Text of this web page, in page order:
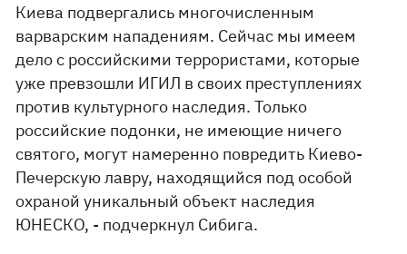
Киева подвергались многочисленным
варварским нападениям. Сейчас мы имеем
дело с российскими террористами, которые
уже превзошли ИГИЛ в своих преступлениях
против культурного наследия. Только
российские подонки, не имеющие ничего
святого, могут намеренно повредить Киево-
Печерскую лавру, находящийся под особой
охраной уникальный объект наследия
ЮНЕСКО, - подчеркнул Сибига.